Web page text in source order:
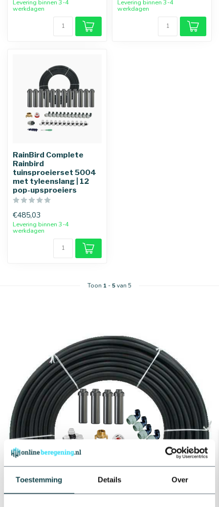
Toestemming Details Over
Levering binnen 3-4
werkdagen
Levering binnen 3-4
werkdagen
RainBird Complete
Rainbird
tuinsproeierset 5004
met tyleenslang | 12
pop-upsproeiers
€485,03
Levering binnen 3-4
werkdagen
Toon 1 -5van 5